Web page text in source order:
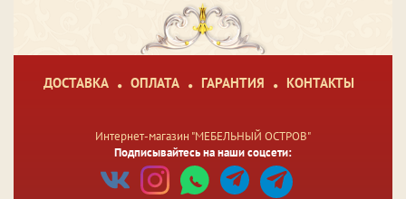
ДОСТАВКА ОПЛАТА ГАРАНТИЯ КОНТАКТЫ
Интернет-магазин "МЕБЕЛЬНЫЙ ОСТРОВ"
Подписывайтесь на наши соцсети: